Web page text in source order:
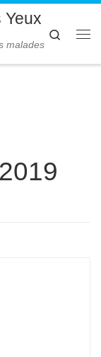
Yeux
malades
Search